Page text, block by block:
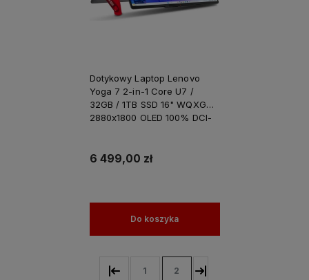
Dotykowy Laptop Lenovo
Yoga 7 2-in-1 Core U7 /
32GB / 1TB SSD 16" WQXGA+
2880x1800 OLED 100% DCI-
do Grafiki Projektowania
6 499,00 zł
Do koszyka
1 2